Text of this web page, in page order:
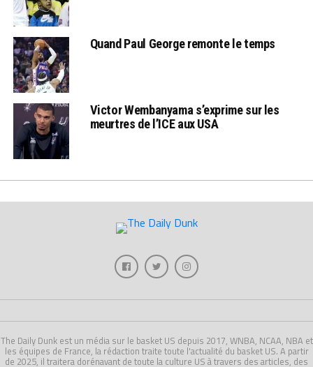
Quand Paul George remonte le temps
Victor Wembanyama s’exprime sur les
meurtres de l’ICE aux USA
The Daily Dunk est un média sur le basket US depuis 2017, WNBA, NCAA, NBA et
les équipes de France, la rédaction traite toute l'actualité du basket US. A partir
de 2025, il traitera dorénavant de toute la culture US à travers des articles, des